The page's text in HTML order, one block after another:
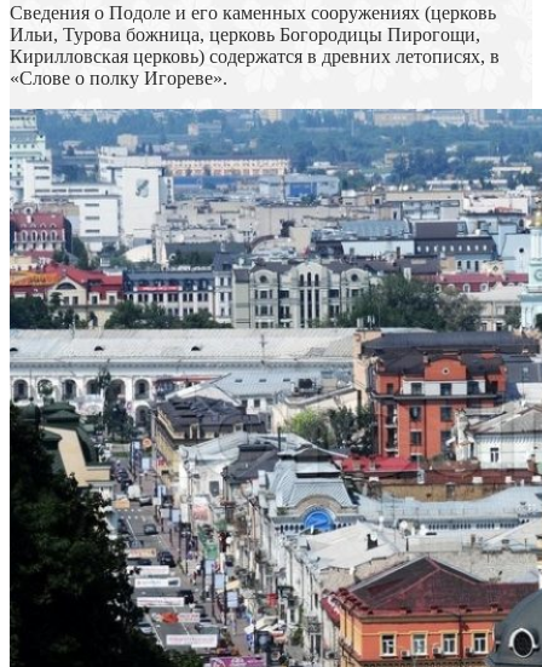
Сведения о Подоле и его каменных сооружениях (церковь
Ильи, Турова божница, церковь Богородицы Пирогощи,
Кирилловская церковь) содержатся в древних летописях, в
«Слове о полку Игореве».